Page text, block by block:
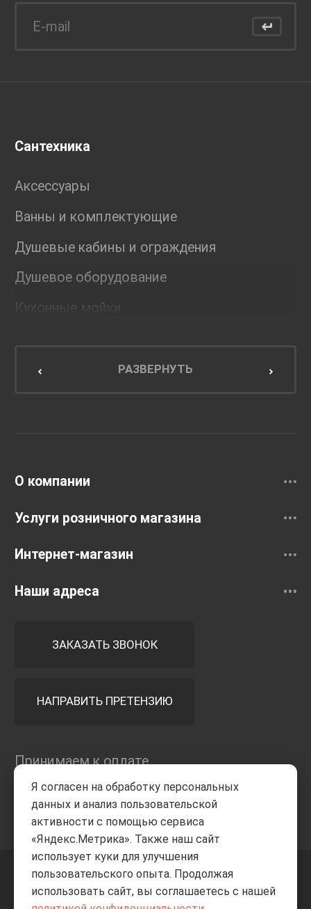
Сантехника
Аксессуары
Ванны и комплектующие
Душевые кабины и ограждения
Душевое оборудование
Кухонные мойки
Мебель для кухниРАЗВЕРНУТЬ
О компании
Услуги розничного магазина
Интернет-магазин
Наши адреса
ЗАКАЗАТЬ ЗВОНОК
НАПРАВИТЬ ПРЕТЕНЗИЮ
Принимаем к оплате
+7 8332205-805 ВВЕРХ
Я согласен на обработку персональных
данных и анализ пользовательской
активности с помощью сервиса
«Яндекс.Метрика». Также наш сайт
использует куки для улучшения
пользовательского опыта. Продолжая
использовать сайт, вы соглашаетесь с нашей